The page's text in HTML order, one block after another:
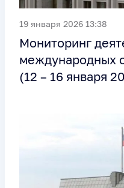
19 января 2026 13:38
Мониторинг
международных
(12 – 16 января